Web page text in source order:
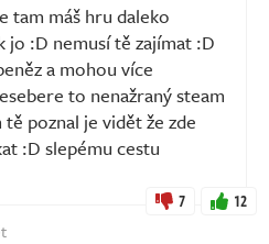
tam máš hru daleko
jo :D nemusí tě zajímat :D
a mohou více
to nenažraný steam
poznal je vidět že zde
:D slepému cestu
7 12